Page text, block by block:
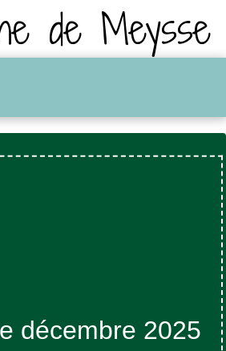
décembre 2025